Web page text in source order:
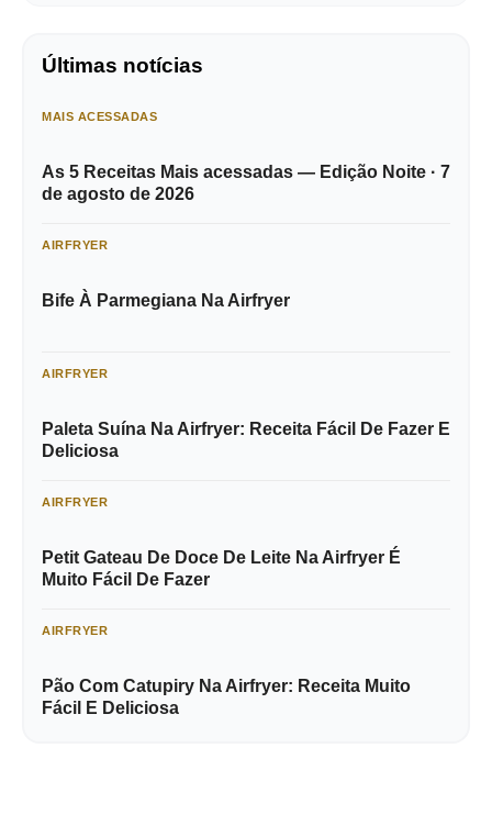
Últimas notícias
MAIS ACESSADAS
As 5 Receitas Mais acessadas — Edição Noite · 7
de agosto de 2026
AIRFRYER
Bife À Parmegiana Na Airfryer
AIRFRYER
Paleta Suína Na Airfryer: Receita Fácil De Fazer E
Deliciosa
AIRFRYER
Petit Gateau De Doce De Leite Na Airfryer É
Muito Fácil De Fazer
AIRFRYER
Pão Com Catupiry Na Airfryer: Receita Muito
Fácil E Deliciosa